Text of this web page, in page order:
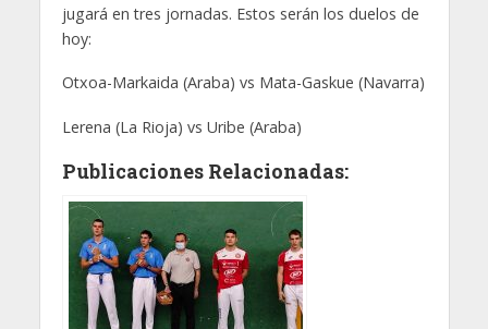
jugará en tres jornadas. Estos serán los duelos de
hoy:
Otxoa-Markaida (Araba) vs Mata-Gaskue (Navarra)
Lerena (La Rioja) vs Uribe (Araba)
Publicaciones Relacionadas: